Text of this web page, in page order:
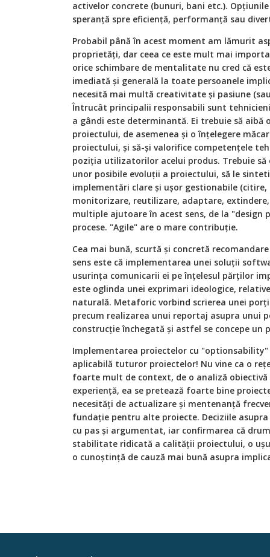
activelor concrete (bunuri, bani etc.).
speranță spre eficiență, performanță sau
Probabil până în acest moment am lămurit
proprietăți, dar ceea ce este mult mai
orice schimbare de mentalitate nu cred că
imediată și generală la toate persoanele
necesită mai multă creativitate și pasiune
Întrucât principalii responsabili sunt
a gândi este determinantă. Ei trebuie să aibă
proiectului, de asemenea și o înțelegere
proiectului, și să-și valorifice competențele
poziția utilizatorilor acelui produs. Trebuie
unor posibile evoluții a proiectului, să le
implementări clare și ușor gestionabile
monitorizare, reutilizare, adaptare,
multiple ajutoare în acest sens, de la
procese. "Agile" are o mare contribuție.
Cea mai bună, scurtă și concretă
sens este că implementarea unei soluții
usurința comunicarii ei pe înțelesul părților
este oglinda unei exprimari ideologice,
naturală. Metaforic vorbind scrierea unei
precum realizarea unui reportaj asupra unui
construcție închegată și astfel se concepe un
Implementarea proiectelor cu "optionsability"
aplicabilă tuturor proiectelor! Nu vine ca o
foarte mult de context, de o analiză
experiență, ea se pretează foarte bine
necesități de actualizare și mentenanță
fundație pentru alte proiecte. Deciziile
cu pas și argumentat, iar confirmarea că
stabilitate ridicată a calității proiectului, o
o cunoștință de cauză mai bună asupra